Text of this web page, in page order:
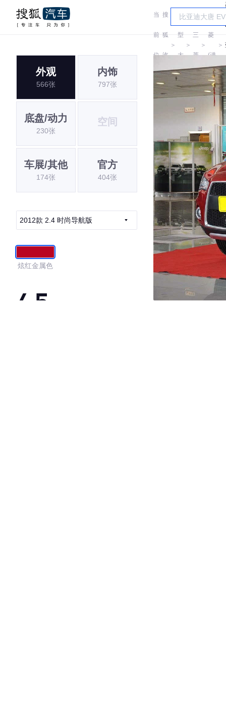
当
前
位
置:
搜
狐
汽
车
＞
车
型
大
全
＞
三
菱
＞
三
菱
(进
口)
＞
外观
566张
内饰
797张
底盘/动力
230张
空间
车展/其他
174张
官方
404张
2012款 2.4 时尚导航版
炫红金属色
4.5